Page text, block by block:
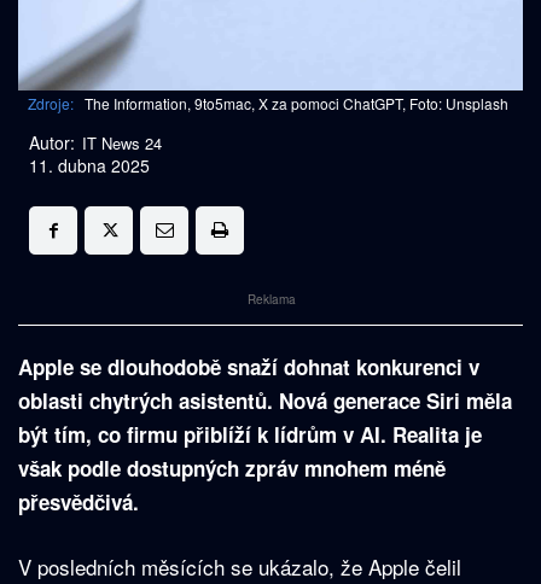
Zdroje: The Information, 9to5mac, X za pomoci ChatGPT, Foto: Unsplash
Autor: IT News 24
11. dubna 2025
Reklama
Apple se dlouhodobě snaží dohnat konkurenci v
oblasti chytrých asistentů. Nová generace Siri měla
být tím, co firmu přiblíží k lídrům v AI. Realita je
však podle dostupných zpráv mnohem méně
přesvědčivá.
V posledních měsících se ukázalo, že Apple čelil